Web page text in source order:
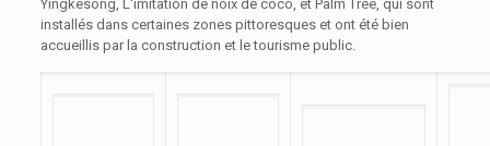
Yingkesong, L'imitation de noix de coco, et Palm Tree, qui sont
installés dans certaines zones pittoresques et ont été bien
accueillis par la construction et le tourisme public.